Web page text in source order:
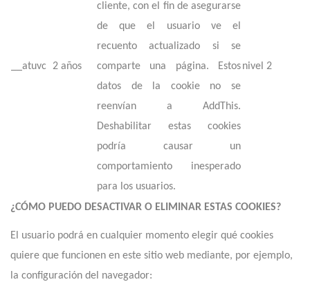
__atuvc 2 años
cliente, con el fin de asegurarse
de que el usuario ve el
recuento actualizado si se
comparte una página. Estos
datos de la cookie no se
reenvían a AddThis.
Deshabilitar estas cookies
podría causar un
comportamiento inesperado
para los usuarios.
nivel 2
¿CÓMO PUEDO DESACTIVAR O ELIMINAR ESTAS COOKIES?
El usuario podrá en cualquier momento elegir qué cookies
quiere que funcionen en este sitio web mediante, por ejemplo,
la configuración del navegador: